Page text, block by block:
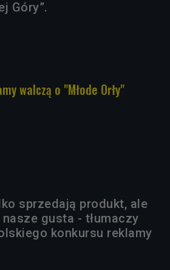
Góry”.
walczą o "Młode Orły"
sprzedają produkt, ale
gusta - tłumaczy
konkursu reklamy